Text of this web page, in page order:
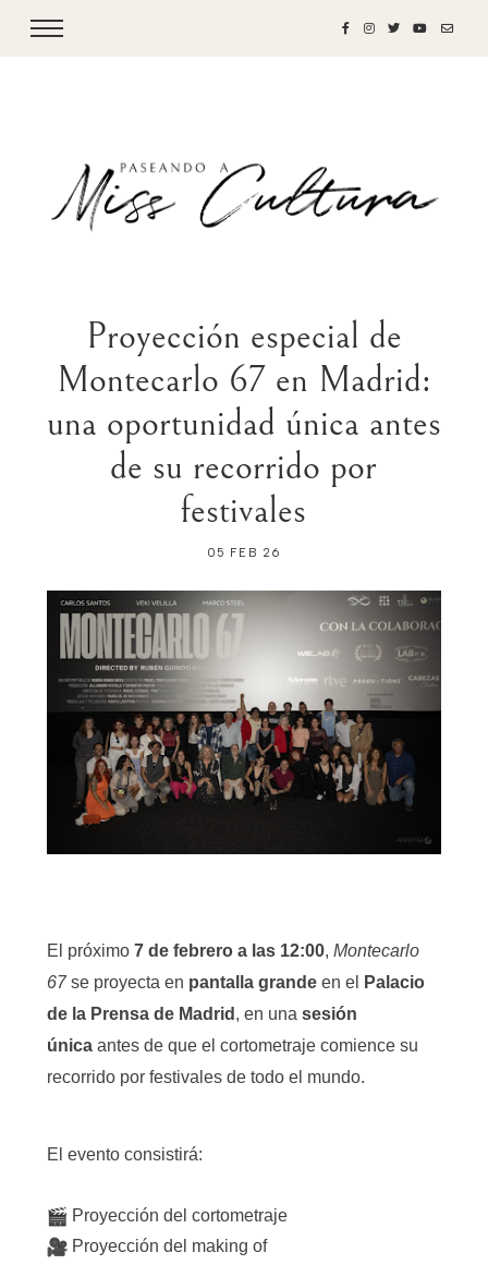
Proyección especial de
Montecarlo 67 en Madrid:
una oportunidad única antes
de su recorrido por
festivales
05 FEB 26
El próximo 7 de febrero a las 12:00, Montecarlo
67 se proyecta en pantalla grande en el
Palacio
de la Prensa de Madrid , en una sesión
única antes de que el cortometraje comience su
recorrido por festivales de todo el mundo.
El evento consistirá:
Proyección del cortometraje
Proyección del making of